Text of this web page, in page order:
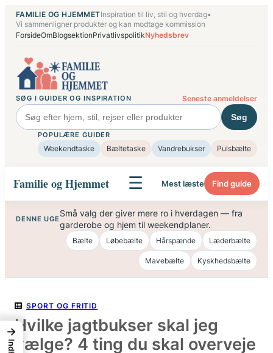
Spring
indhold
FAMILIE OG HJEMMETInspiration til liv, stil og hverdag•
Vi sammenligner produkter og kan modtage kommission
ForsideOmBlogsektionPrivatlivspolitikNyhedsbrev
SØG I GUIDER OG INSPIRATION Seneste anmeldelser
Søg
POPULÆRE GUIDER
Weekendtaske Bæltetaske Vandrebukser Pulsbælte
Familie og Hjemmet ☰ Mest læste Find guide
DENNE UGE
Små valg der giver mere ro i hverdagen — fra
garderobe og hjem til weekendplaner.
Bælte Løbebælte Hårspænde Læderbælte
Mavebælte Kyskhedsbælte
SPORT OG FRITID
Hvilke jagtbukser skal jeg
vælge? 4 ting du skal overveje
→